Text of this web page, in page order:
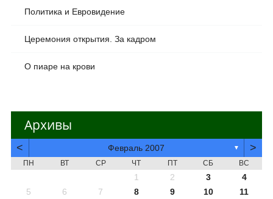
Политика и Евровидение
Церемония открытия. За кадром
О пиаре на крови
Архивы
< Февраль 2007 ▼ >
ПН ВТ СР ЧТ ПТ СБ ВС
1 2 3
4
5
6 7 8 9 10
11